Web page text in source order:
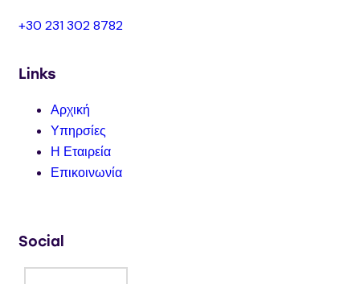
+30 231 302 8782
Links
Αρχική
Υπηρσίες
Η Εταιρεία
Επικοινωνία
Social